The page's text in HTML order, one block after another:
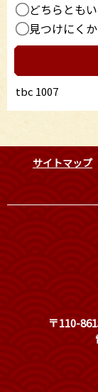
どちらとも
見つけにく
tbc 1007
サイトマップ
〒110-